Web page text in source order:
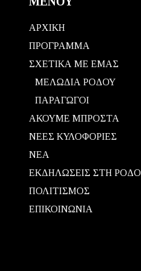
ΑΡΧΙΚΗ
ΠΡΟΓΡΑΜΜΑ
ΣΧΕΤΙΚΑ ΜΕ ΕΜΑΣ
ΜΕΛΩΔΙΑ ΡΟΔΟΥ
ΠΑΡΑΓΩΓΟΙ
ΑΚΟΥΜΕ ΜΠΡΟΣΤΑ
ΝΕΕΣ ΚΥΛΟΦΟΡΙΕΣ
ΝΕΑ
ΕΚΔΗΛΩΣΕΙΣ ΣΤΗ ΡΟΔΟ
ΠΟΛΙΤΙΣΜΟΣ
ΕΠΙΚΟΙΝΩΝΙΑ